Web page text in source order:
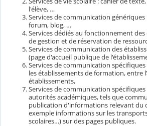
l'élève, …
Services de communication génériques
forum, blog, …
Services dédiés au fonctionnement
de gestion et de réservation de
Services de communication des
(page d'accueil publique de
Services de communication
les établissements de formation, entre
établissements,
Services de communication
autorités académiques, tels que
publication d'informations relevant du
exemple informations sur les
scolaires…) sur des pages publiques.